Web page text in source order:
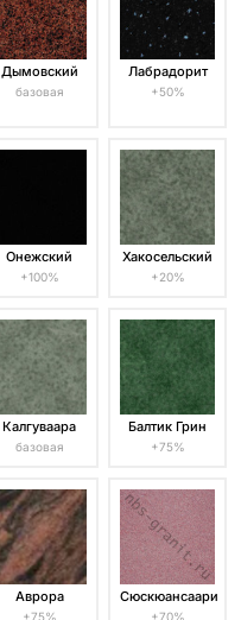
Дымовский
базовая
Лабрадорит
+50%
Онежский
+100%
Хакосельский
+20%
Калгуваара
базовая
Балтик Грин
+75%
Аврора
+75%
Сюскюансаари
+70%